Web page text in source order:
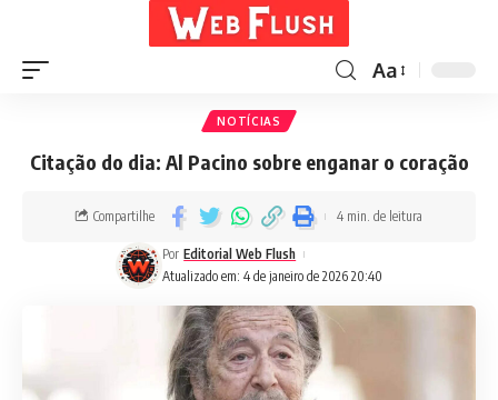
Aa
NOTÍCIAS
Citação do dia: Al Pacino sobre enganar o coração
Atualizado em: 4 de janeiro de 2026 20:40
Por Editorial Web Flush
Compartilhe 4 min. de leitura